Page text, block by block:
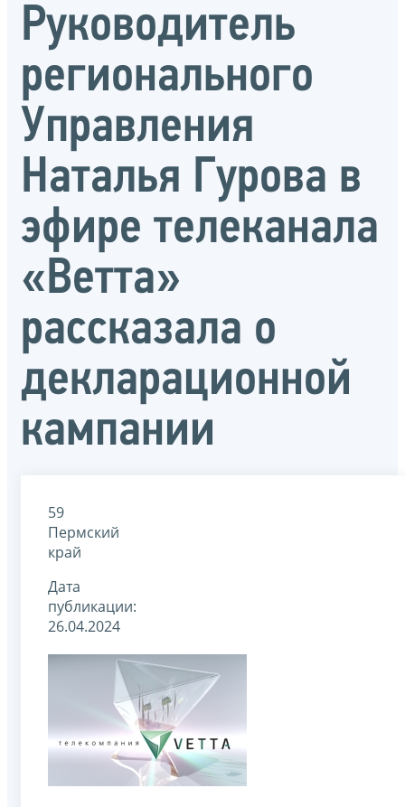
Руководитель
регионального
Управления
Наталья Гурова в
эфире телеканала
«Ветта»
рассказала о
декларационной
кампании
59
Пермский
край
Дата
публикации:
26.04.2024